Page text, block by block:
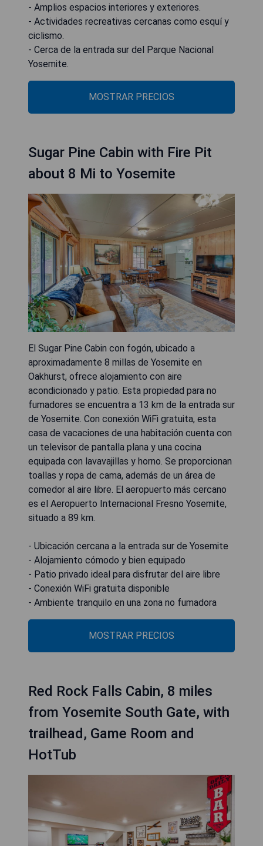
- Amplios espacios interiores y exteriores.
- Actividades recreativas cercanas como esquí y
ciclismo.
- Cerca de la entrada sur del Parque Nacional
Yosemite.
MOSTRAR PRECIOS
Sugar Pine Cabin with Fire Pit
about 8 Mi to Yosemite
El Sugar Pine Cabin con fogón, ubicado a
aproximadamente 8 millas de Yosemite en
Oakhurst, ofrece alojamiento con aire
acondicionado y patio. Esta propiedad para no
fumadores se encuentra a 13 km de la entrada sur
de Yosemite. Con conexión WiFi gratuita, esta
casa de vacaciones de una habitación cuenta con
un televisor de pantalla plana y una cocina
equipada con lavavajillas y horno. Se proporcionan
toallas y ropa de cama, además de un área de
comedor al aire libre. El aeropuerto más cercano
es el Aeropuerto Internacional Fresno Yosemite,
situado a 89 km.
- Ubicación cercana a la entrada sur de Yosemite
- Alojamiento cómodo y bien equipado
- Patio privado ideal para disfrutar del aire libre
- Conexión WiFi gratuita disponible
- Ambiente tranquilo en una zona no fumadora
MOSTRAR PRECIOS
Red Rock Falls Cabin, 8 miles
from Yosemite South Gate, with
trailhead, Game Room and
HotTub